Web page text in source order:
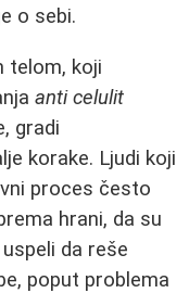
o sebi.
telom, koji
anti celulit
gradi
korake. Ljudi koji
proces često
hrani, da su
da reše
poput problema